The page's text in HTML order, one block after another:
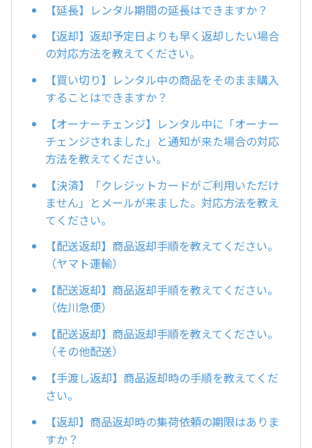
【延長】レンタル期間の延長はできますか？
【返却】返却予定日よりも早く返却したい場合
の対応方法を教えてください。
【買い切り】レンタル中の商品をそのまま購入
することはできますか？
【オーナーチェンジ】レンタル中に「オーナー
チェンジされました」と通知が来た場合の対応
方法を教えてください。
【決済】「クレジットカードがご利用いただけ
ません」とメールが来ました。対応方法を教え
てください。
【配送返却】商品返却手順を教えてください。
（ヤマト運輸）
【配送返却】商品返却手順を教えてください。
（佐川急便）
【配送返却】商品返却手順を教えてください。
（その他配送）
【手渡し返却】商品返却時の手順を教えてくだ
さい。
【返却】商品返却時の集荷依頼の期限はありま
すか？